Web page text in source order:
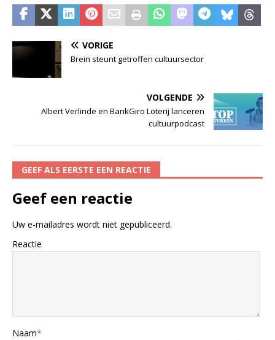
VORIGE
Brein steunt getroffen cultuursector
VOLGENDE
Albert Verlinde en BankGiro Loterij lanceren
cultuurpodcast
GEEF ALS EERSTE EEN REACTIE
Geef een reactie
Uw e-mailadres wordt niet gepubliceerd.
Reactie
Naam*